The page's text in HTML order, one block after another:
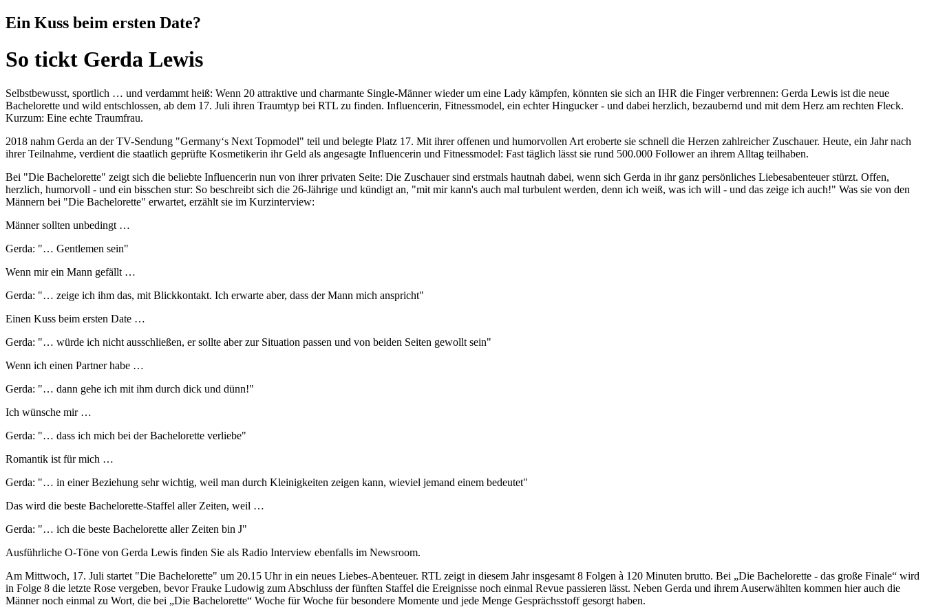
Ein Kuss beim ersten Date?
So tickt Gerda Lewis
Selbstbewusst, sportlich … und verdammt heiß: Wenn 20 attraktive und charmante Single-Männer wieder um eine Lady kämpfen, könnten sie sich an IHR die Finger verbrennen: Gerda Lewis ist die neue
Bachelorette und wild entschlossen, ab dem 17. Juli ihren Traumtyp bei RTL zu finden. Influencerin, Fitnessmodel, ein echter Hingucker - und dabei herzlich, bezaubernd und mit dem Herz am rechten Fleck.
Kurzum: Eine echte Traumfrau.
2018 nahm Gerda an der TV-Sendung "Germany‘s Next Topmodel" teil und belegte Platz 17. Mit ihrer offenen und humorvollen Art eroberte sie schnell die Herzen zahlreicher Zuschauer. Heute, ein Jahr nach
ihrer Teilnahme, verdient die staatlich geprüfte Kosmetikerin ihr Geld als angesagte Influencerin und Fitnessmodel: Fast täglich lässt sie rund 500.000 Follower an ihrem Alltag teilhaben.
Bei "Die Bachelorette" zeigt sich die beliebte Influencerin nun von ihrer privaten Seite: Die Zuschauer sind erstmals hautnah dabei, wenn sich Gerda in ihr ganz persönliches Liebesabenteuer stürzt. Offen,
herzlich, humorvoll - und ein bisschen stur: So beschreibt sich die 26-Jährige und kündigt an, "mit mir kann's auch mal turbulent werden, denn ich weiß, was ich will - und das zeige ich auch!" Was sie von den
Männern bei "Die Bachelorette" erwartet, erzählt sie im Kurzinterview:
Männer sollten unbedingt …
Gerda: "… Gentlemen sein"
Wenn mir ein Mann gefällt …
Gerda: "… zeige ich ihm das, mit Blickkontakt. Ich erwarte aber, dass der Mann mich anspricht"
Einen Kuss beim ersten Date …
Gerda: "… würde ich nicht ausschließen, er sollte aber zur Situation passen und von beiden Seiten gewollt sein"
Wenn ich einen Partner habe …
Gerda: "… dann gehe ich mit ihm durch dick und dünn!"
Ich wünsche mir …
Gerda: "… dass ich mich bei der Bachelorette verliebe"
Romantik ist für mich …
Gerda: "… in einer Beziehung sehr wichtig, weil man durch Kleinigkeiten zeigen kann, wieviel jemand einem bedeutet"
Das wird die beste Bachelorette-Staffel aller Zeiten, weil …
Gerda: "… ich die beste Bachelorette aller Zeiten bin J"
Ausführliche O-Töne von Gerda Lewis finden Sie als Radio Interview ebenfalls im Newsroom.
Am Mittwoch, 17. Juli startet "Die Bachelorette" um 20.15 Uhr in ein neues Liebes-Abenteuer. RTL zeigt in diesem Jahr insgesamt 8 Folgen à 120 Minuten brutto. Bei „Die Bachelorette - das große Finale“ wird
in Folge 8 die letzte Rose vergeben, bevor Frauke Ludowig zum Abschluss der fünften Staffel die Ereignisse noch einmal Revue passieren lässt. Neben Gerda und ihrem Auserwählten kommen hier auch die
Männer noch einmal zu Wort, die bei „Die Bachelorette“ Woche für Woche für besondere Momente und jede Menge Gesprächsstoff gesorgt haben.